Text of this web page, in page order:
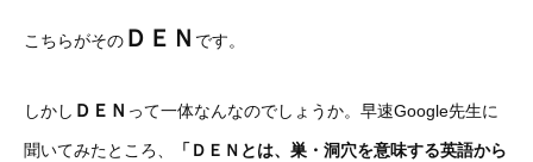
こちらがその ＤＥＮ です。
しかし ＤＥＮ って一体なんなのでしょうか。早速Google先生に
聞いてみたところ、
「ＤＥＮとは、巣・洞穴を意味する英語から